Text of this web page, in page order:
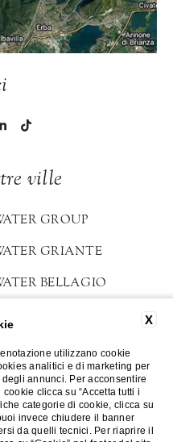
ville
GROUP
GRIANTE
BELLAGIO
Website by Blastness
X
utilizzano cookie
analitici e di marketing per
annunci. Per acconsentire
clicca su “Accetta tutti i
categorie di cookie, clicca su
invece chiudere il banner
da quelli tecnici. Per riaprire il